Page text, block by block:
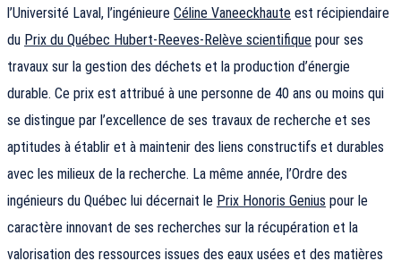
l’Université Laval, l’ingénieure Céline Vaneeckhaute est récipiendaire
du Prix du Québec Hubert-Reeves-Relève scientifique pour ses
travaux sur la gestion des déchets et la production d’énergie
durable. Ce prix est attribué à une personne de 40 ans ou moins qui
se distingue par l’excellence de ses travaux de recherche et ses
aptitudes à établir et à maintenir des liens constructifs et durables
avec les milieux de la recherche. La même année, l’Ordre des
ingénieurs du Québec lui décernait le Prix Honoris Genius pour le
caractère innovant de ses recherches sur la récupération et la
valorisation des ressources issues des eaux usées et des matières